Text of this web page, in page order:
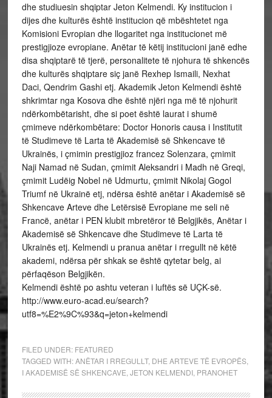
dhe studiuesin shqiptar Jeton Kelmendi. Ky institucion i
dijes dhe kulturës është institucion që mbështetet nga
Komisioni Evropian dhe llogaritet nga institucionet më
prestigjioze evropiane. Anëtar të këtij institucioni janë edhe
disa shqiptarë të tjerë, personalitete të njohura të shkencës
dhe kulturës shqiptare siç janë Rexhep Ismaili, Nexhat
Daci, Qendrim Gashi etj. Akademik Jeton Kelmendi është
shkrimtar nga Kosova dhe është njëri nga më të njohurit
ndërkombëtarisht, dhe si poet është laurat i shumë
çmimeve ndërkombëtare: Doctor Honoris causa i Institutit
të Studimeve të Larta të Akademisë së Shkencave të
Ukrainës, i çmimin prestigjioz francez Solenzara, çmimit
Naji Namad në Sudan, çmimit Aleksandri i Madh në Greqi,
çmimit Ludëig Nobel në Udmurtu, çmimit Nikolaj Gogol
Triumf në Ukrainë etj, ndërsa është anëtar i Akademisë së
Shkencave Arteve dhe Letërsisë Evropiane me seli në
Francë, anëtar i PEN klubit mbretëror të Belgjikës, Anëtar i
Akademisë së Shkencave dhe Studimeve të Larta të
Ukrainës etj. Kelmendi u pranua anëtar i rregullt në këtë
akademi, ndërsa për shkak se është qytetar belg, ai
përfaqëson Belgjikën.
Kelmendi është po ashtu veteran i luftës së UÇK-së.
http://www.euro-acad.eu/search?
utf8=%E2%9C%93&q=jeton+kelmendi
FILED UNDER: FEATURED
TAGGED WITH:ANËTAR I RREGULLT, DHE ARTEVE TË EVROPËS,
I AKADEMISË SË SHKENCAVE JETON KELMENDI, PRANOHET